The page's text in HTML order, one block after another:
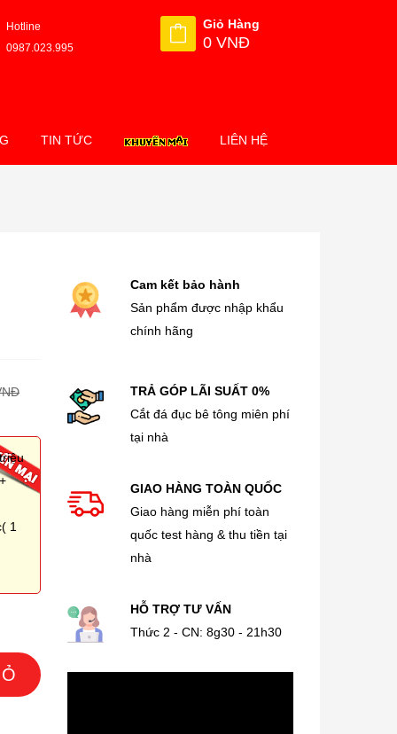
Hotline
0987.023.995
Giỏ Hàng
0 VNĐ
TIN TỨC LIÊN HỆ
1
Cam kết bảo hành
Sản phẩm được nhập khẩu
chính hãng
TRẢ GÓP LÃI SUẤT 0%
Cắt đá đục bê tông miên phí
tại nhà
GIAO HÀNG TOÀN QUỐC
Giao hàng miễn phí toàn
quốc test hàng & thu tiền tại
nhà
HỖ TRỢ TƯ VẤN
Thức 2 - CN: 8g30 - 21h30